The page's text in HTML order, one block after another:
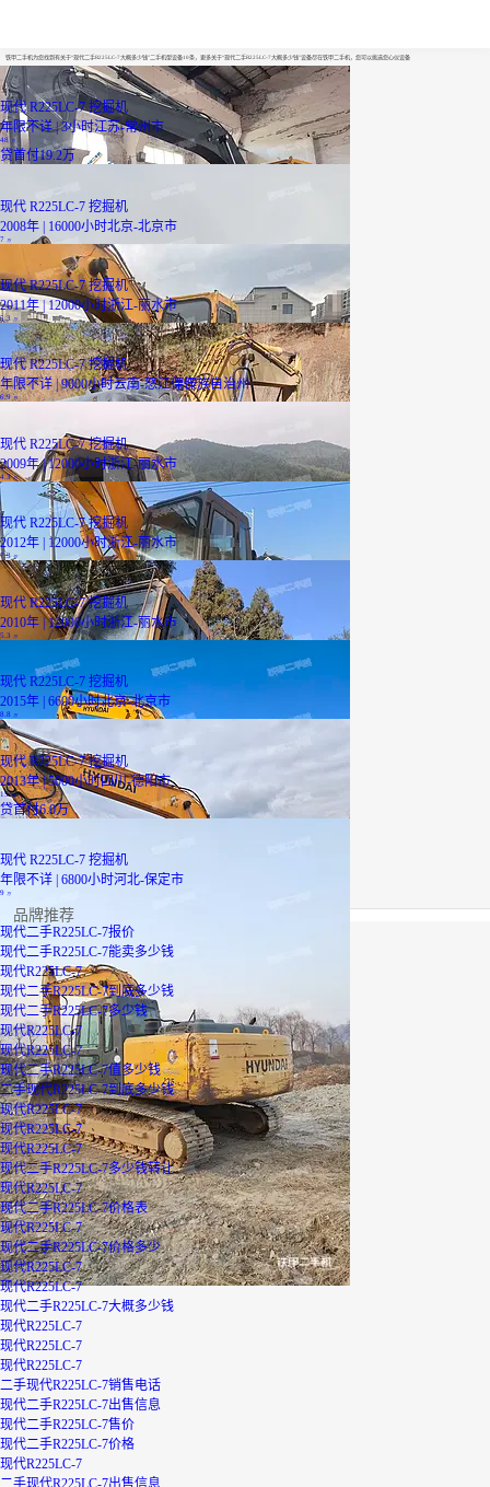
铁甲二手机为您找到有关于“现代二手R225LC-7大概多少钱”二手机型设备10条，更多关于“现代二手R225LC-7大概多少钱”设备尽在铁甲二手机，您可以挑选您心仪设备
现代 R225LC-7 挖掘机
年限不详 | 3小时江苏-常州市
48 万
贷首付19.2万
现代 R225LC-7 挖掘机
2008年 | 16000小时北京-北京市
7
现代 R225LC-7 挖掘机
2011年 | 12000小时浙江-丽水市
5.3 万
现代 R225LC-7 挖掘机
年限不详 | 9000小时云南-怒江傈僳族自治州
6.9 万
现代 R225LC-7 挖掘机
2009年 | 12000小时浙江-丽水市
4.3万
现代 R225LC-7 挖掘机
2012年 | 12000小时浙江-丽水市
7.3万
现代 R225LC-7 挖掘机
2010年 | 12000小时浙江-丽水市
5.3 万
现代 R225LC-7 挖掘机
2015年 | 6600小时北京-北京市
8.8 万
现代 R225LC-7 挖掘机
2013年 | 5000小时四川-德阳市
15万
贷首付6.0万
现代 R225LC-7 挖掘机
年限不详 | 6800小时河北-保定市
9 万
品牌推荐
现代二手R225LC-7报价
现代二手R225LC-7能卖多少钱
现代R225LC-7
现代二手R225LC-7到底多少钱
现代二手R225LC-7多少钱
现代R225LC-7
现代R225LC-7
现代二手R225LC-7值多少钱
二手现代R225LC-7到底多少钱
现代R225LC-7
现代R225LC-7
现代R225LC-7
现代二手R225LC-7多少钱转让
现代R225LC-7
现代二手R225LC-7价格表
现代R225LC-7
现代二手R225LC-7价格多少
现代R225LC-7
现代R225LC-7
现代二手R225LC-7大概多少钱
现代R225LC-7
现代R225LC-7
现代R225LC-7
二手现代R225LC-7销售电话
现代二手R225LC-7出售信息
现代二手R225LC-7售价
现代二手R225LC-7价格
现代R225LC-7